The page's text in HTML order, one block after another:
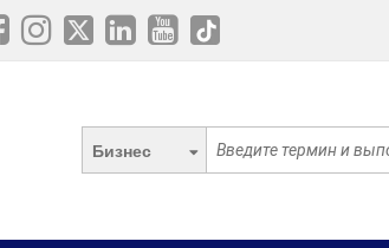
Бизнес